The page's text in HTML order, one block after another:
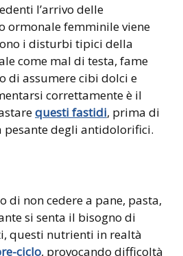
l’arrivo delle
ormonale femminile viene
i disturbi tipici della
come mal di testa, fame
di assumere cibi dolci e
correttamente è il
questi fastidi, prima di
pesante degli antidolorifici.
di non cedere a pane, pasta,
si senta il bisogno di
questi nutrienti in realtà
ciclo, provocando difficoltà